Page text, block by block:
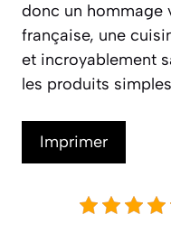
donc un hommage
française, une
et incroyablement
les produits
Imprimer